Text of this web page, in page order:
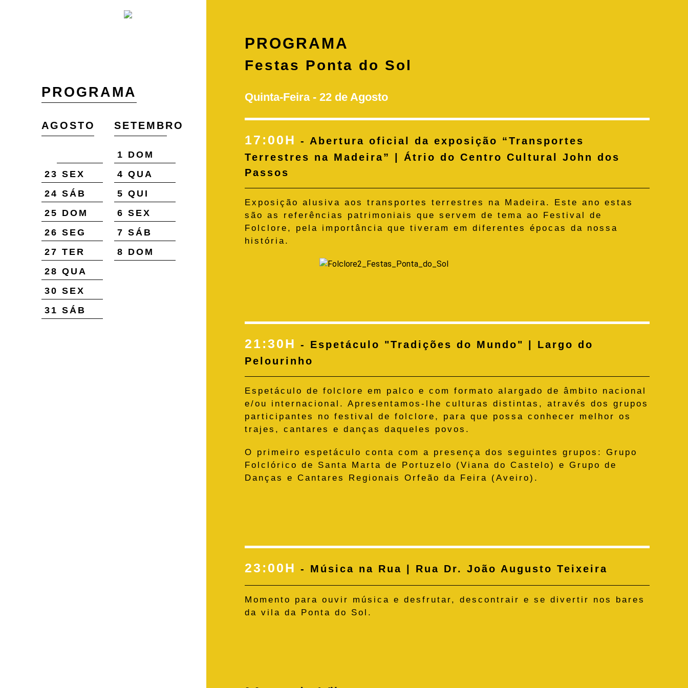
PROGRAMA
AGOSTO
23 SEX
24 SÁB
25 DOM
26 SEG
27 TER
28 QUA
30 SEX
31 SÁB
SETEMBRO
1 DOM
4 QUA
5 QUI
6 SEX
7 SÁB
8 DOM
PROGRAMA
Festas Ponta do Sol
Quinta-Feira - 22 de Agosto
17:00H - Abertura oficial da exposição “Transportes
Terrestres na Madeira” | Átrio do Centro Cultural John dos
Passos
Exposição alusiva aos transportes terrestres na Madeira. Este ano estas
são as referências patrimoniais que servem de tema ao Festival de
Folclore, pela importância que tiveram em diferentes épocas da nossa
história.
21:30H - Espetáculo "Tradições do Mundo" | Largo do
Pelourinho
Espetáculo de folclore em palco e com formato alargado de âmbito nacional
e/ou internacional. Apresentamos-lhe culturas distintas, através dos grupos
participantes no festival de folclore, para que possa conhecer melhor os
trajes, cantares e danças daqueles povos.
O primeiro espetáculo conta com a presença dos seguintes grupos: Grupo
Folclórico de Santa Marta de Portuzelo (Viana do Castelo) e Grupo de
Danças e Cantares Regionais Orfeão da Feira (Aveiro).
23:00H - Música na Rua | Rua Dr. João Augusto Teixeira
Momento para ouvir música e desfrutar, descontrair e se divertir nos bares
da vila da Ponta do Sol.